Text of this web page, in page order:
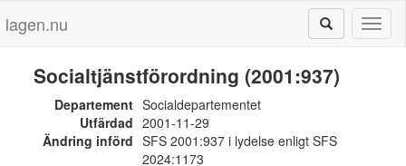
lagen.nu
Socialtjänstförordning (2001:937)
Departement Socialdepartementet
Utfärdad 2001-11-29
Ändring införd SFS 2001:937 i lydelse enligt SFS
2024:1173